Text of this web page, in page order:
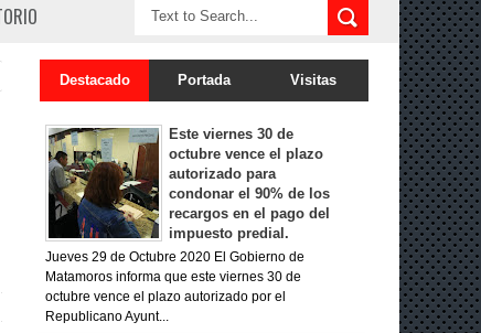
Destacado Portada Visitas
Este viernes 30 de
octubre vence el plazo
autorizado para
condonar el 90% de los
recargos en el pago del
impuesto predial.
Jueves 29 de Octubre 2020 El Gobierno de
Matamoros informa que este viernes 30 de
octubre vence el plazo autorizado por el
Republicano Ayunt...